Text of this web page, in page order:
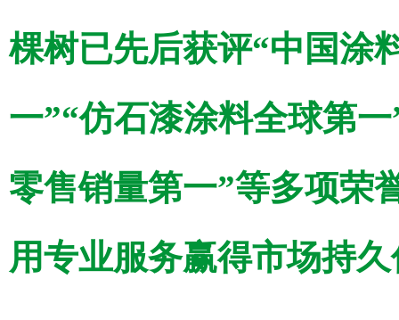
棵树已先后获评“中国涂
一”“仿石漆涂料全球第
零售销量第一”等多项荣
用专业服务赢得市场持